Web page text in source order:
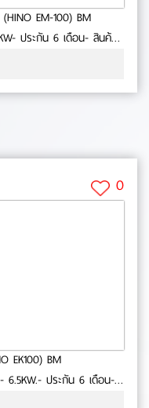
EM-100) BM
ประกัน 6 เดือน- สินค้า
0
EK100) BM
65